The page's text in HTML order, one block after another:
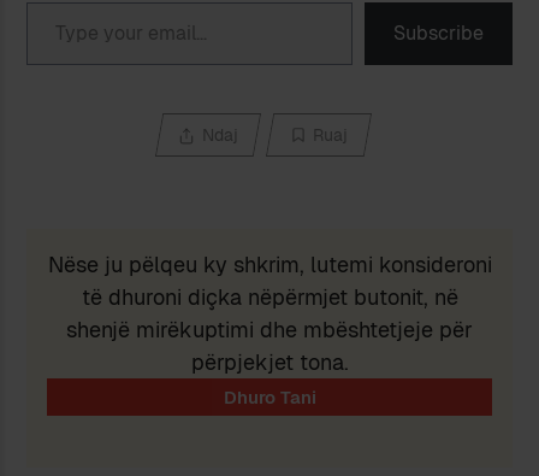
Subscribe
Ndaj Ruaj
Nëse ju pëlqeu ky shkrim, lutemi konsideroni
të dhuroni diçka nëpërmjet butonit, në
shenjë mirëkuptimi dhe mbështetjeje për
përpjekjet tona.